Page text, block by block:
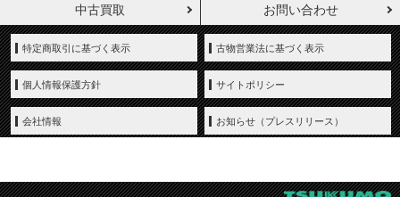
中古買取 お問い合わせ
特定商取引に基づく表示 古物営業法に基づく表示
個人情報保護方針 サイトポリシー
会社情報 お知らせ（プレスリリース）